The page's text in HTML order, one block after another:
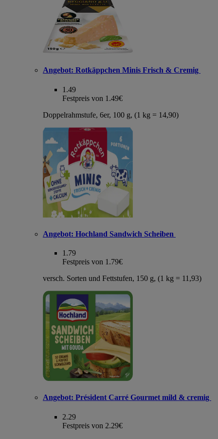
Angebot: Rotkäppchen Minis Frisch & Cremig
1.49
Festpreis von 1.49€
Doppelrahmstufe, 6er, 100 g, (1 kg = 14,90)
Angebot: Hochland Sandwich Scheiben
1.79
Festpreis von 1.79€
versch. Sorten und Fettstufen, 150 g, (1 kg = 11,93)
Angebot: Président Carré Gourmet mild & cremig
2.29
Festpreis von 2.29€